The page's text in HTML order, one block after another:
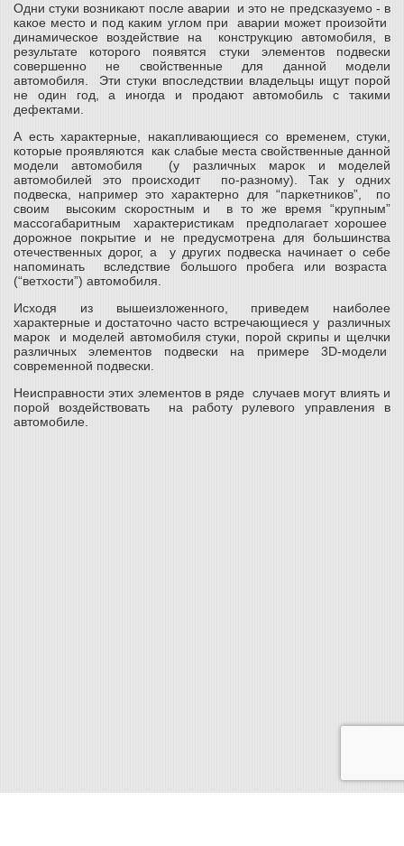
Одни стуки возникают после аварии и это не предсказуемо - в
какое место и под каким углом при аварии может произойти
динамическое воздействие на конструкцию автомобиля, в
результате которого появятся стуки элементов подвески
совершенно не свойственные для данной модели
автомобиля. Эти стуки впоследствии владельцы ищут порой
не один год, а иногда и продают автомобиль с такими
дефектами.
А есть характерные, накапливающиеся со временем, стуки,
которые проявляются как слабые места свойственные данной
модели автомобиля (у различных марок и моделей
автомобилей это происходит по-разному). Так у одних
подвеска, например это характерно для “паркетников”, по
своим высоким скоростным и в то же время “крупным”
массогабаритным характеристикам предполагает хорошее
дорожное покрытие и не предусмотрена для большинства
отечественных дорог, а у других подвеска начинает о себе
напоминать вследствие большого пробега или возраста
(“ветхости”) автомобиля.
Исходя из вышеизложенного, приведем наиболее
характерные и достаточно часто встречающиеся у различных
марок и моделей автомобиля стуки, порой скрипы и щелчки
различных элементов подвески на примере 3D-модели
современной подвески.
Неисправности этих элементов в ряде случаев могут влиять и
порой воздействовать на работу рулевого управления в
автомобиле.